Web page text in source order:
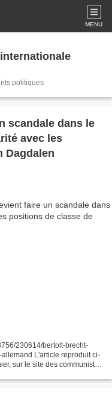
MENU
politiques
scandale dans le
avec les
Dagdalen
230614/bertolt-brecht-
L'article reproduit ci-
sur le site des communistes